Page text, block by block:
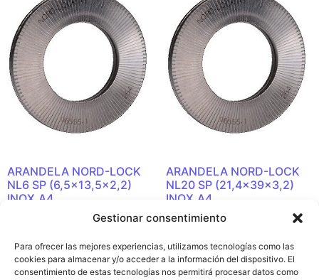
Gestionar consentimiento
Para ofrecer las mejores experiencias, utilizamos tecnologías como las
cookies para almacenar y/o acceder a la información del dispositivo. El
consentimiento de estas tecnologías nos permitirá procesar datos como
ARANDELA NORD-LOCK
NL6 SP (6,5×13,5×2,2)
INOX.A4
ARANDELA NORD-LOCK
NL20 SP (21,4x39x3,2)
INOX.A4